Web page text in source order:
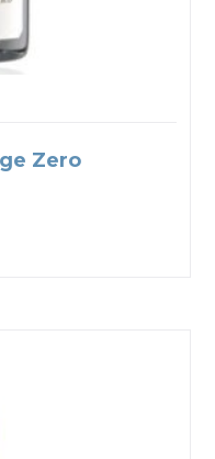
Zero